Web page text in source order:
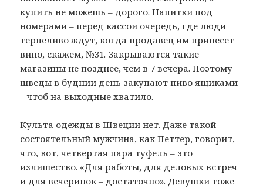
купить не можешь – дорого. Напитки под
номерами – перед кассой очередь, где люди
терпеливо ждут, когда продавец им принесет
вино, скажем, №31. Закрываются такие
магазины не позднее, чем в 7 вечера. Поэтому
шведы в будний день закупают пиво ящиками
– чтоб на выходные хватило.
Культа одежды в Швеции нет. Даже такой
состоятельный мужчина, как Петтер, говорит,
что, вот, четвертая пара туфель – это
излишество. «Для работы, для деловых встреч
и для вечеринок – достаточно». Девушки тоже